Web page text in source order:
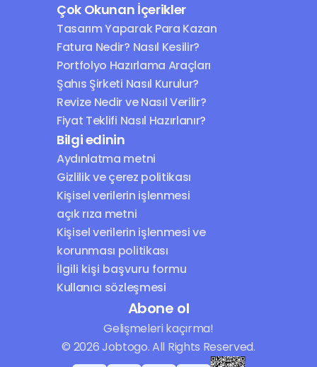
Çok Okunan İçerikler
Tasarım Yaparak Para Kazan
Fatura Nedir? Nasıl Kesilir?
Portfolyo Hazırlama Araçları
Şahıs Şirketi Nasıl Kurulur?
Revize Nedir ve Nasıl Verilir?
Fiyat Teklifi Nasıl Hazırlanır?
Bilgi edinin
Aydınlatma metni
Gizlilik ve çerez politikası
Kişisel verilerin işlenmesi
açık rıza metni
Kişisel verilerin işlenmesi ve
korunması politikası
İlgili kişi başvuru formu
Kullanıcı sözleşmesi
© 2026 Jobtogo. All Rights Reserved.
Abone ol
Gelişmeleri kaçırma!